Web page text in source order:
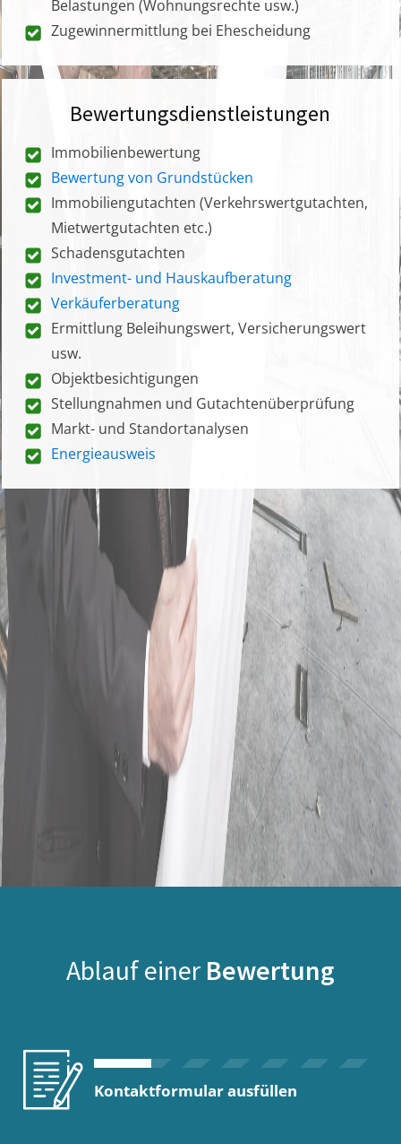
Belastungen (Wohnungsrechte usw.)
Zugewinnermittlung bei Ehescheidung
Bewertungsdienstleistungen
Immobilienbewertung
Bewertung von Grundstücken
Immobiliengutachten (Verkehrswertgutachten,
Mietwertgutachten etc.)
Schadensgutachten
Investment- und Hauskaufberatung
Verkäuferberatung
Ermittlung Beleihungswert, Versicherungswert
usw.
Objektbesichtigungen
Stellungnahmen und Gutachtenüberprüfung
Markt- und Standortanalysen
Energieausweis
Ablauf einer Bewertung
Kontaktformular ausfüllen